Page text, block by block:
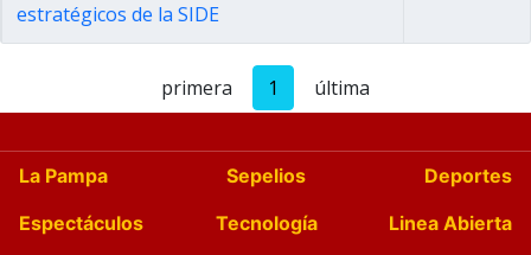
estratégicos de la SIDE
primera 1 última
La Pampa Sepelios
Deportes
Espectáculos
Tecnología
Linea Abierta